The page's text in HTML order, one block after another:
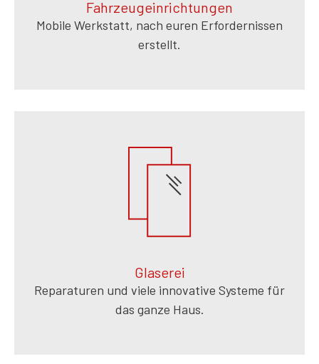
Fahrzeugeinrichtungen
Mobile Werkstatt, nach euren Erfordernissen
erstellt.
Glaserei
Reparaturen und viele innovative Systeme für
das ganze Haus.